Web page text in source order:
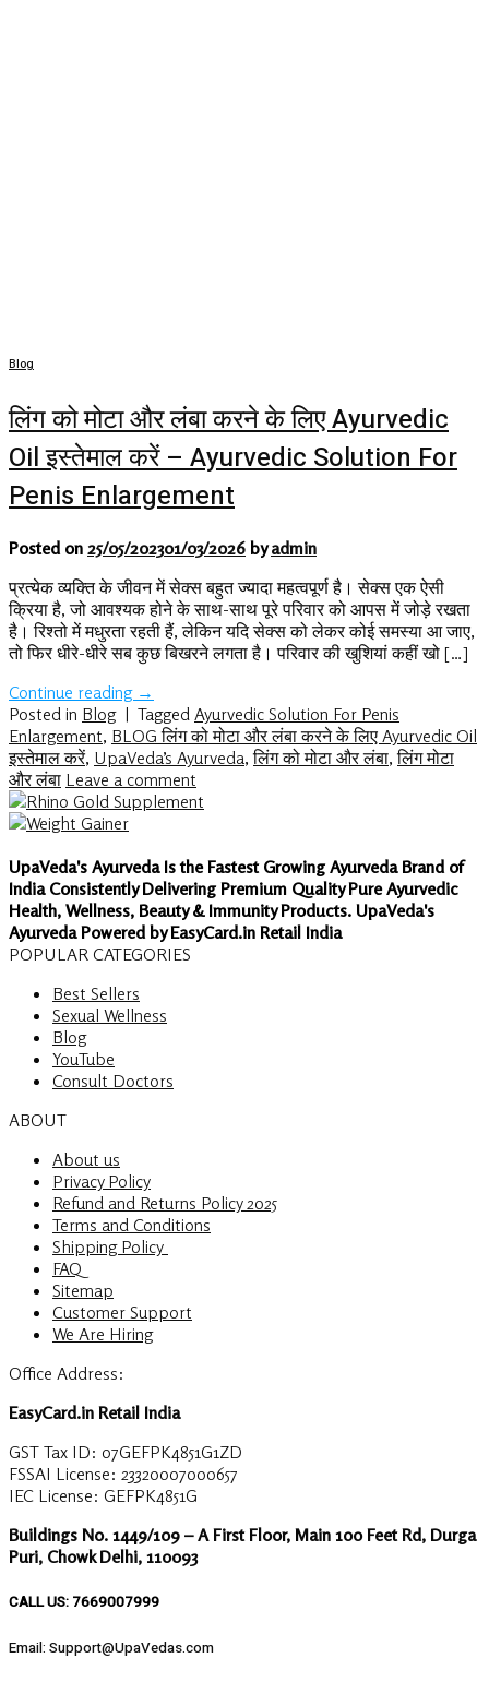
Blog
लिंग को मोटा और लंबा करने के लिए Ayurvedic
Oil इस्तेमाल करें – Ayurvedic Solution For
Penis Enlargement
Posted on 25/05/202301/03/2026 byadmin
प्रत्येक व्यक्ति के जीवन में सेक्स बहुत ज्यादा महत्वपूर्ण है। सेक्स एक ऐसी
क्रिया है, जो आवश्यक होने के साथ-साथ पूरे परिवार को आपस में जोड़े रखता
है। रिश्तो में मधुरता रहती हैं, लेकिन यदि सेक्स को लेकर कोई समस्या आ जाए,
तो फिर धीरे-धीरे सब कुछ बिखरने लगता है। परिवार की खुशियां कहीं खो […]
Continue reading →
Posted in Blog | Tagged Ayurvedic Solution For Penis
Enlargement, BLOG लिंग को मोटा और लंबा करने के लिए Ayurvedic Oil
इस्तेमाल करें, UpaVeda’s Ayurveda,लिंग को मोटा और लंबा,लिंग मोटा
और लंबा Leave a comment
UpaVeda's Ayurveda Is the Fastest Growing Ayurveda Brand of
India Consistently Delivering Premium Quality Pure Ayurvedic
Health, Wellness, Beauty & Immunity Products. UpaVeda's
Ayurveda Powered by EasyCard.in Retail India
POPULAR CATEGORIES
Best Sellers
Sexual Wellness
Blog
YouTube
Consult Doctors
ABOUT
About us
Privacy Policy
Refund and Returns Policy 2025
Terms and Conditions
Shipping Policy
FAQ
Sitemap
Customer Support
We Are Hiring
Office Address:
EasyCard.in Retail India
GST Tax ID: 07GEFPK4851G1ZD
FSSAI License: 23320007000657
IEC License: GEFPK4851G
Buildings No. 1449/109 – A First Floor, Main 100 Feet Rd, Durga
Puri, Chowk Delhi, 110093
CALL US: 7669007999
Email: Support@UpaVedas.com